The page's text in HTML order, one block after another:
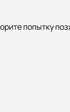
попытку